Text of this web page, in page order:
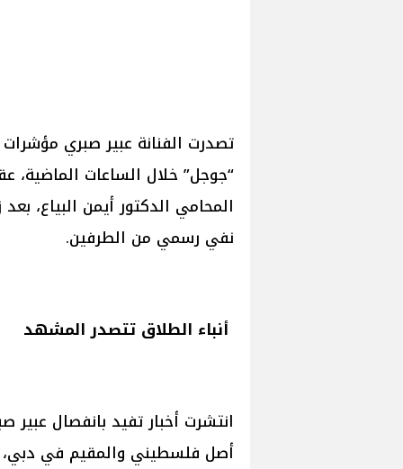
تصدرت الفنانة عبير صبري
“جوجل” خلال الساعات الماضية،
نفي رسمي من الطرفين.
أنباء الطلاق تتصدر المشهد
انتشرت أخبار تفيد بانفصال عبير
أصل فلسطيني والمقيم في دبي،